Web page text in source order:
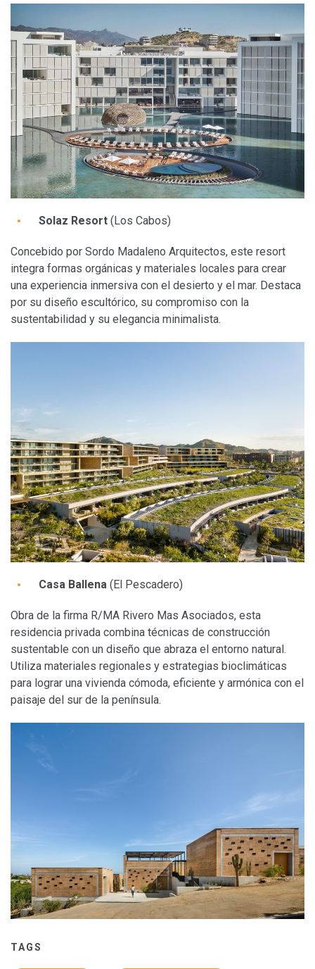
Solaz Resort (Los Cabos)
Concebido por Sordo Madaleno Arquitectos, este resort
integra formas orgánicas y materiales locales para crear
una experiencia inmersiva con el desierto y el mar. Destaca
por su diseño escultórico, su compromiso con la
sustentabilidad y su elegancia minimalista.
Casa Ballena (El Pescadero)
Obra de la firma R/MA Rivero Mas Asociados, esta
residencia privada combina técnicas de construcción
sustentable con un diseño que abraza el entorno natural.
Utiliza materiales regionales y estrategias bioclimáticas
para lograr una vivienda cómoda, eficiente y armónica con el
paisaje del sur de la península.
TAGS